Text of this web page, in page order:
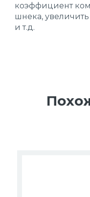
коэффициент
шнека,
и т.д.